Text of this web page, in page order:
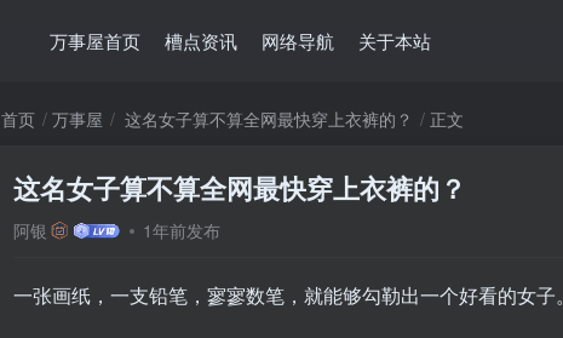
万事屋首页 槽点资讯 网络导航 关于本站
首页 万事屋 这名女子算不算全网最快穿上衣裤的？ 正文
这名女子算不算全网最快穿上衣裤的？
阿银 1年前发布
一张画纸，一支铅笔，寥寥数笔，就能够勾勒出一个好看的女子。